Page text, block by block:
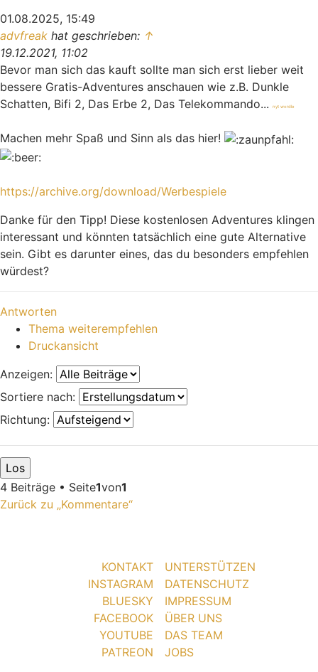
01.08.2025, 15:49
advfreak hat geschrieben: ↑
19.12.2021, 11:02
Bevor man sich das kauft sollte man sich erst lieber weit
bessere Gratis-Adventures anschauen wie z.B. Dunkle
Schatten, Bifi 2, Das Erbe 2, Das Telekommando...
nyt wordle
Machen mehr Spaß und Sinn als das hier!
https://archive.org/download/Werbespiele
Danke für den Tipp! Diese kostenlosen Adventures klingen
interessant und könnten tatsächlich eine gute Alternative
sein. Gibt es darunter eines, das du besonders empfehlen
würdest?
Nach oben
Antworten
Thema weiterempfehlen
Druckansicht
Anzeigen:
Sortiere nach:
Richtung:
4 Beiträge • Seite1von1
Zurück zu „Kommentare“
KONTAKT
INSTAGRAM
BLUESKY
FACEBOOK
YOUTUBE
PATREON
UNTERSTÜTZEN
DATENSCHUTZ
IMPRESSUM
ÜBER UNS
DAS TEAM
JOBS